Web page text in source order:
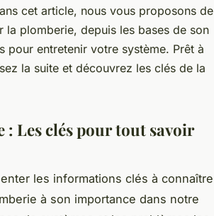
cet article, nous vous proposons de
plomberie, depuis les bases de son
pour entretenir votre système. Prêt à
la suite et découvrez les clés de la
Les clés pour tout savoir
les informations clés à connaître
à son importance dans notre